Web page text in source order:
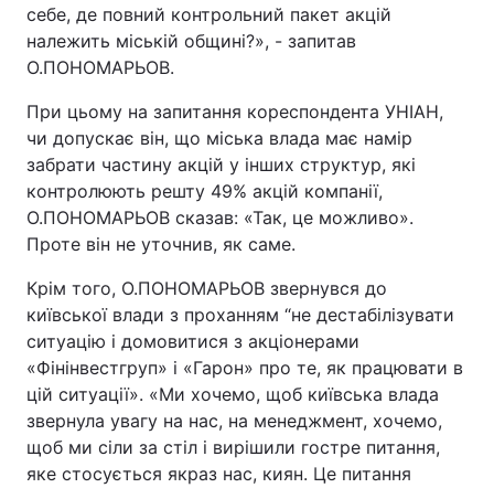
себе, де повний контрольний пакет акцій
належить міській общині?», - запитав
О.ПОНОМАРЬОВ.
При цьому на запитання кореспондента УНІАН,
чи допускає він, що міська влада має намір
забрати частину акцій у інших структур, які
контролюють решту 49% акцій компанії,
О.ПОНОМАРЬОВ сказав: «Так, це можливо».
Проте він не уточнив, як саме.
Крім того, О.ПОНОМАРЬОВ звернувся до
київської влади з проханням “не дестабілізувати
ситуацію і домовитися з акціонерами
«Фінінвестгруп» і «Гарон» про те, як працювати в
цій ситуації». «Ми хочемо, щоб київська влада
звернула увагу на нас, на менеджмент, хочемо,
щоб ми сіли за стіл і вирішили гостре питання,
яке стосується якраз нас, киян. Це питання